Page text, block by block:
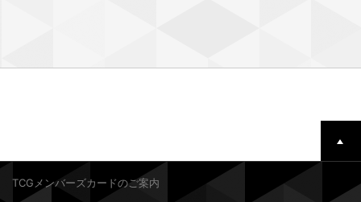
TCGメンバーズカードのご案内